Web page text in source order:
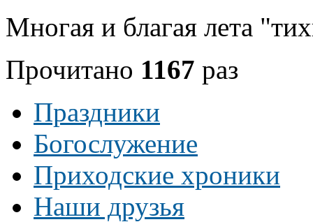
Многая и благая лета
Прочитано 1167 раз
Праздники
Богослужение
Приходские хроники
Наши друзья